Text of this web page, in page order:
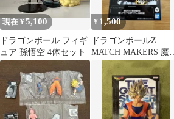
現在 ¥5,100
ドラゴンボール フィギ
ュア 孫悟空 4体セット
¥ 1,500
ドラゴンボールZ
MATCH MAKERS 魔人